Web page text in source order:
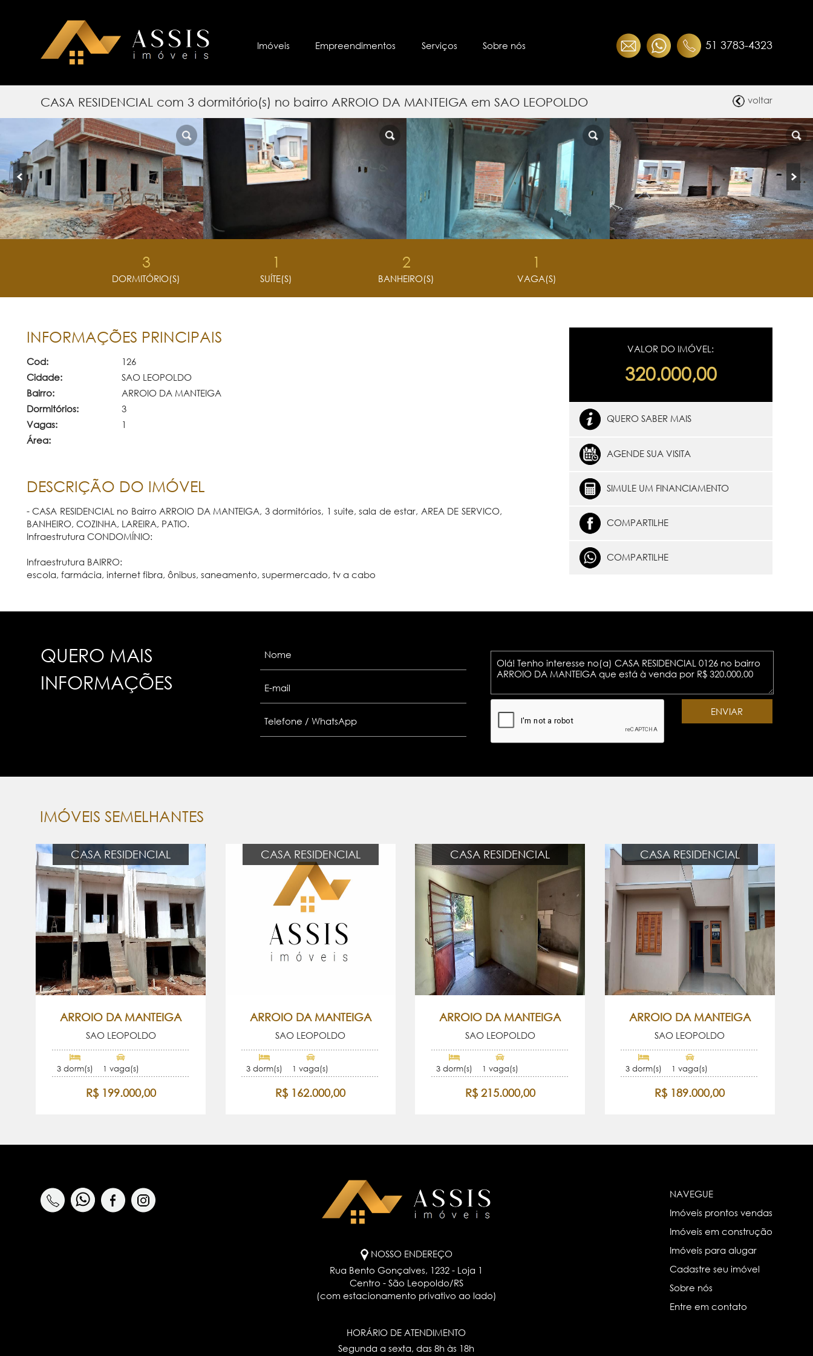
51 3783-4323
Imóveis Empreendimentos Serviços Sobre nós
CASA RESIDENCIAL com 3 dormitório(s) no bairro ARROIO DA MANTEIGA em SAO LEOPOLDO voltar
3
DORMITÓRIO(S)
1
SUÍTE(S)
2
BANHEIRO(S)
1
VAGA(S)
INFORMAÇÕES PRINCIPAIS
Cod:
126
Cidade:
SAO LEOPOLDO
Bairro:
ARROIO DA MANTEIGA
Dormitórios:
3
Vagas:
1
Área:
DESCRIÇÃO DO IMÓVEL
- CASA RESIDENCIAL no Bairro ARROIO DA MANTEIGA, 3 dormitórios, 1 suite, sala de estar, AREA DE SERVICO,
BANHEIRO, COZINHA, LAREIRA, PATIO.
Infraestrutura CONDOMÍNIO:
Infraestrutura BAIRRO:
escola, farmácia, internet fibra, ônibus, saneamento, supermercado, tv a cabo
VALOR DO IMÓVEL:
320.000,00
QUERO SABER MAIS
AGENDE SUA VISITA
SIMULE UM FINANCIAMENTO
COMPARTILHE
COMPARTILHE
QUERO MAIS
INFORMAÇÕES
IMÓVEIS SEMELHANTES
CASA RESIDENCIAL
ARROIO DA MANTEIGA
SAO LEOPOLDO
3 dorm(s) 1 vaga(s)
R$ 199.000,00
CASA RESIDENCIAL
ARROIO DA MANTEIGA
SAO LEOPOLDO
3 dorm(s) 1 vaga(s)
R$ 162.000,00
CASA RESIDENCIAL
ARROIO DA MANTEIGA
SAO LEOPOLDO
3 dorm(s) 1 vaga(s)
R$ 215.000,00
CASA RESIDENCIAL
ARROIO DA MANTEIGA
SAO LEOPOLDO
3 dorm(s) 1 vaga(s)
R$ 189.000,00
NOSSO ENDEREÇO
Rua Bento Gonçalves, 1232 - Loja 1
Centro - São Leopoldo/RS
(com estacionamento privativo ao lado)
HORÁRIO DE ATENDIMENTO
Segunda a sexta, das 8h às 18h
NAVEGUE
Imóveis prontos vendas
Imóveis em construção
Imóveis para alugar
Cadastre seu imóvel
Sobre nós
Entre em contato